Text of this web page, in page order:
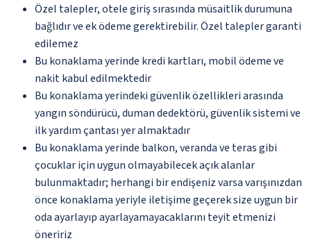
Özel talepler, otele giriş sırasında müsaitlik durumuna
bağlıdır ve ek ödeme gerektirebilir. Özel talepler garanti
edilemez
Bu konaklama yerinde kredi kartları, mobil ödeme ve
nakit kabul edilmektedir
Bu konaklama yerindeki güvenlik özellikleri arasında
yangın söndürücü, duman dedektörü, güvenlik sistemi ve
ilk yardım çantası yer almaktadır
Bu konaklama yerinde balkon, veranda ve teras gibi
çocuklar için uygun olmayabilecek açık alanlar
bulunmaktadır; herhangi bir endişeniz varsa varışınızdan
önce konaklama yeriyle iletişime geçerek size uygun bir
oda ayarlayıp ayarlayamayacaklarını teyit etmenizi
öneririz